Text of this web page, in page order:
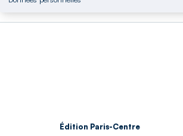
Édition Paris-Centre